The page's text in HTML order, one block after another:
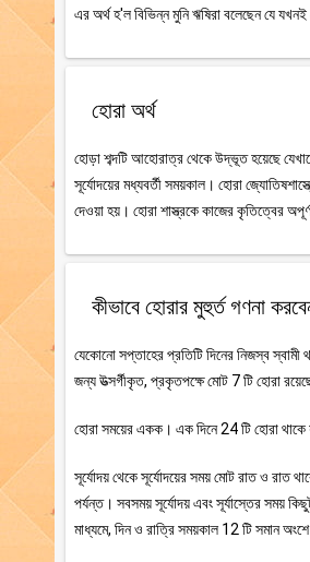
এর অর্থ হ'ল বিভিন্ন মুনি ঋষিরা বলেছেন যে
হোরা অর্থ
হোড়া শব্দটি আহোরাত্র থেকে উদ্ভূত হয়েছে
সূর্যোদয়ের মধ্যবর্তী সময়কাল। হোরা
দেওয়া হয়। হোরা শাস্ত্রকে কাজের কৃতিত্বের
কীভাবে হোরার মুহুর্ত গণনা
যেকোনো সপ্তাহের প্রতিটি দিনের নিজস্ব স্বামী
জন্য উত্সর্গীকৃত, প্রকৃতপক্ষে মোট 7 টি হোরা
হোরা সময়ের একক। এক দিনে 24 টি হোরা থাকে
সূর্যোদয় থেকে সূর্যোদয়ের সময় মোট রাত ও রাত
পর্যন্ত। সবসময় সূর্যোদয় এবং সূর্যাস্তের সময়
মাধ্যমে, দিন ও রাত্রি সময়কাল 12 টি সমান